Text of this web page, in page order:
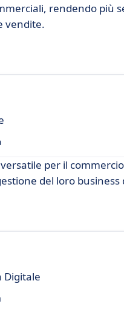
rendendo più
vendite.
per il
del loro business
Digitale